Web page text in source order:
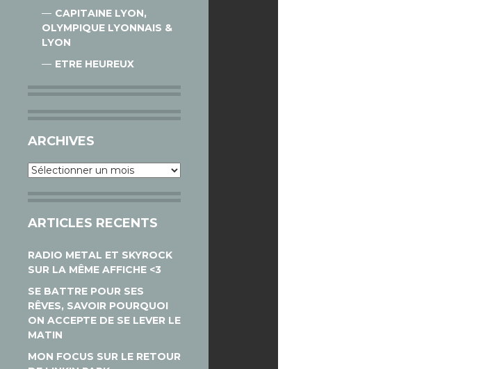
CAPITAINE LYON,
OLYMPIQUE LYONNAIS &
LYON
ETRE HEUREUX
ARCHIVES
Archives
ARTICLES RECENTS
RADIO METAL ET SKYROCK
SUR LA MÊME AFFICHE <3
SE BATTRE POUR SES
RÊVES, SAVOIR POURQUOI
ON ACCEPTE DE SE LEVER LE
MATIN
MON FOCUS SUR LE RETOUR